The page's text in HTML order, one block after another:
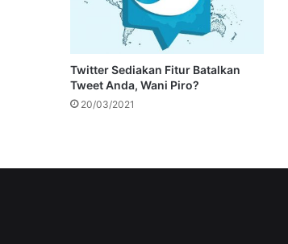
Twitter Sediakan Fitur Batalkan
Tweet Anda, Wani Piro?
20/03/2021